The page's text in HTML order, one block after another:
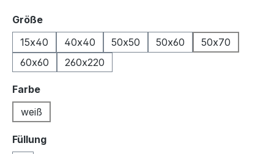
Größeauswählen
15x40
40x40 50x50 50x60
50x70
60x60
260x220
Farbeauswählen
weiß
Füllung